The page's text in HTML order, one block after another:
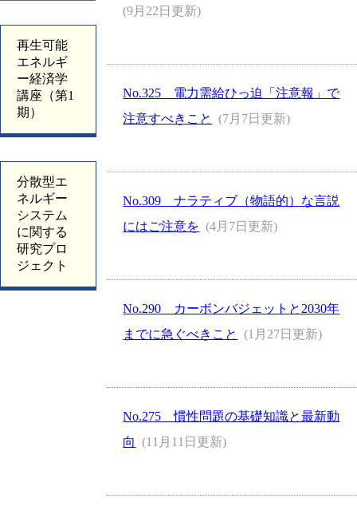
再生可能
エネルギ
ー経済学
講座（第1
期）
分散型エ
ネルギー
システム
に関する
研究プロ
ジェクト
(9月22日更新)
No.325 電力需給ひっ迫「注意報」で
注意すべきこと
(7月7日更新)
No.309 ナラティブ（物語的）な言説
にはご注意を (4月7日更新)
No.290 カーボンバジェットと2030年
までに急ぐべきこと
(1月27日更新)
No.275 慣性問題の基礎知識と最新動
向
(11月11日更新)